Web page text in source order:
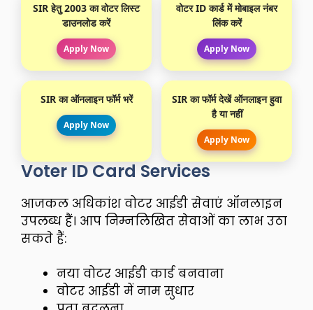
SIR हेतु 2003 का वोटर लिस्ट
डाउनलोड करें
Apply Now
वोटर ID कार्ड में मोबाइल नंबर
लिंक करें
Apply Now
SIR का ऑनलाइन फॉर्म भरें
Apply Now
SIR का फॉर्म देखें ऑनलाइन हुवा
है या नहीं
Apply Now
Voter ID Card Services
आजकल अधिकांश वोटर आईडी सेवाएं ऑनलाइन
उपलब्ध हैं। आप निम्नलिखित सेवाओं का लाभ उठा
सकते हैं:
नया वोटर आईडी कार्ड बनवाना
वोटर आईडी में नाम सुधार